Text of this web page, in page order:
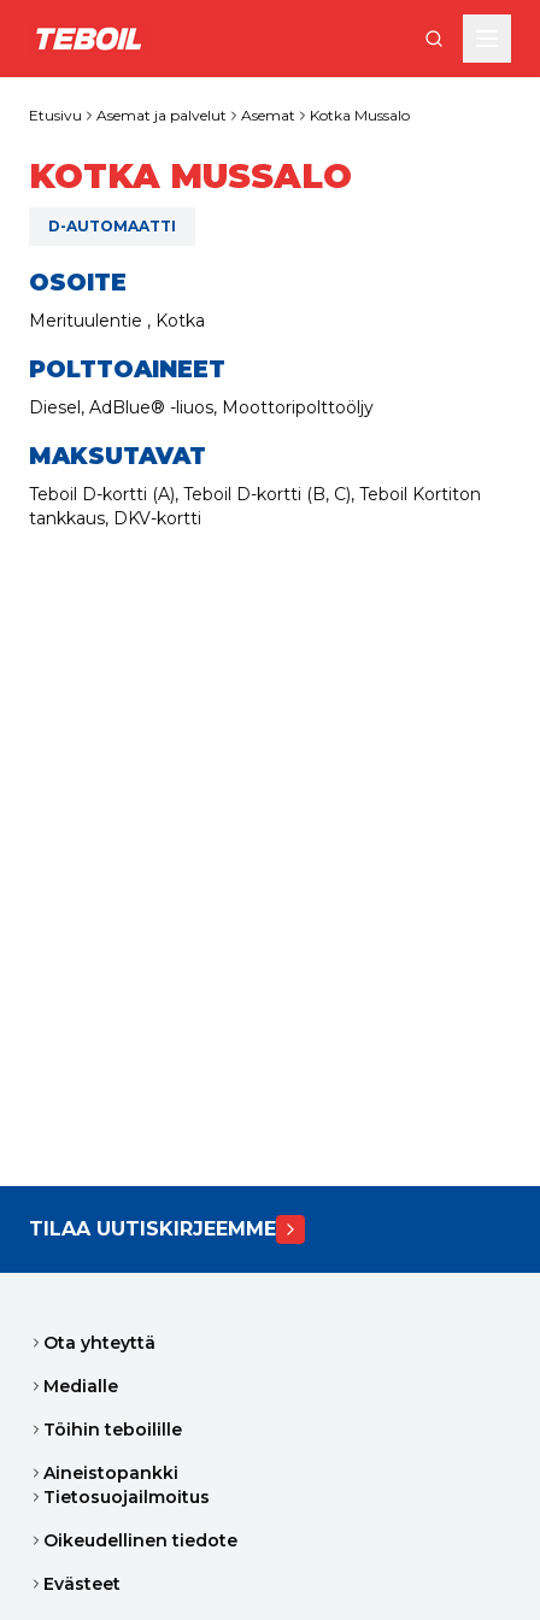
Siirry pääsisältöön
Etusivu Asemat ja palvelut Asemat Kotka Mussalo
KOTKA MUSSALO
D-AUTOMAATTI
OSOITE
Merituulentie , Kotka
POLTTOAINEET
Diesel, AdBlue® -liuos, Moottoripolttoöljy
MAKSUTAVAT
Teboil D-kortti (A), Teboil D-kortti (B, C), Teboil Kortiton
tankkaus, DKV-kortti
TILAA UUTISKIRJEEMME
Ota yhteyttä
Medialle
Töihin teboilille
Aineistopankki
Tietosuojailmoitus
Oikeudellinen tiedote
Evästeet